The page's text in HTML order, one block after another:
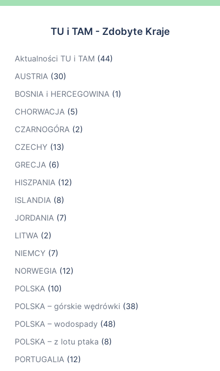
TU i TAM - Zdobyte Kraje
Aktualności TU i TAM (44)
AUSTRIA (30)
BOSNIA i HERCEGOWINA (1)
CHORWACJA (5)
CZARNOGÓRA (2)
CZECHY (13)
GRECJA (6)
HISZPANIA (12)
ISLANDIA (8)
JORDANIA (7)
LITWA (2)
NIEMCY (7)
NORWEGIA (12)
POLSKA (10)
POLSKA – górskie wędrówki (38)
POLSKA – wodospady (48)
POLSKA – z lotu ptaka (8)
PORTUGALIA (12)